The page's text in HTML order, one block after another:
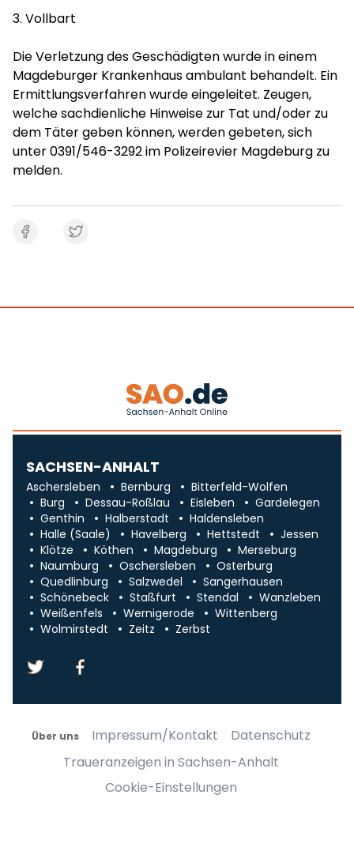
Vollbart
Die Verletzung des Geschädigten wurde in einem
Magdeburger Krankenhaus ambulant behandelt. Ein
Ermittlungsverfahren wurde eingeleitet. Zeugen,
welche sachdienliche Hinweise zur Tat und/oder zu
dem Täter geben können, werden gebeten, sich
unter 0391/546-3292 im Polizeirevier Magdeburg zu
melden.
SACHSEN-ANHALT
Aschersleben Bernburg
Bitterfeld-Wolfen
Burg
Dessau-Roßlau Eisleben
Gardelegen
Genthin
Halberstadt
Haldensleben
Halle (Saale)
Havelberg Hettstedt
Jessen
Klötze
Köthen Magdeburg
Merseburg
Naumburg
Oschersleben
Osterburg
Quedlinburg
Salzwedel
Sangerhausen
Schönebeck
Staßfurt Stendal
Wanzleben
Weißenfels
Wernigerode
Wittenberg
Wolmirstedt
Zeitz Zerbst
Über uns Impressum/Kontakt
Datenschutz
Traueranzeigen in Sachsen-Anhalt
Cookie-Einstellungen